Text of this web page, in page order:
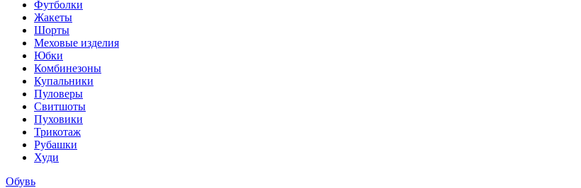
Футболки
Жакеты
Шорты
Меховые изделия
Юбки
Комбинезоны
Купальники
Пуловеры
Свитшоты
Пуховики
Трикотаж
Рубашки
Худи
Обувь